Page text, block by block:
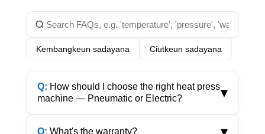
Kembangkeun sadayana Ciutkeun sadayana
Q: How should I choose the right heat press
machine — Pneumatic or Electric?
▾
Q: What's the warranty?